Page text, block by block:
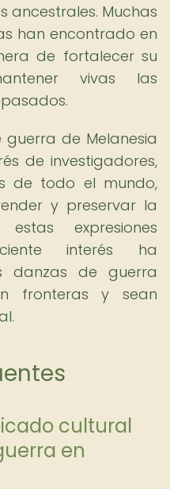
ancestrales. Muchas
han encontrado en
de fortalecer su
vivas las
de Melanesia
de investigadores,
de todo el mundo,
y preservar la
expresiones
interés ha
danzas de guerra
fronteras y sean
cultural
en